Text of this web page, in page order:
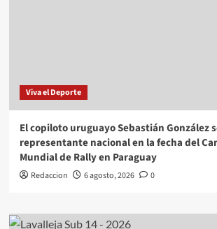
Viva el Deporte
El copiloto uruguayo Sebastián González
representante nacional en la fecha del
Mundial de Rally en Paraguay
Redaccion 6 agosto, 2026 0